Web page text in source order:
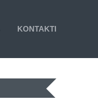
KONTAKTI